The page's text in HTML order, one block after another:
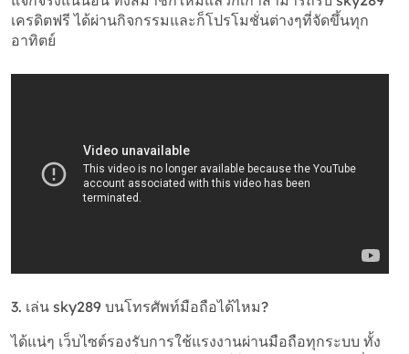
เครดิตฟรี ได้ผ่านกิจกรรมและก็โปรโมชั่นต่างๆที่จัดขึ้นทุก
อาทิตย์
3. เล่น sky289 บนโทรศัพท์มือถือได้ไหม?
ได้แน่ๆ เว็บไซต์รองรับการใช้แรงงานผ่านมือถือทุกระบบ ทั้ง